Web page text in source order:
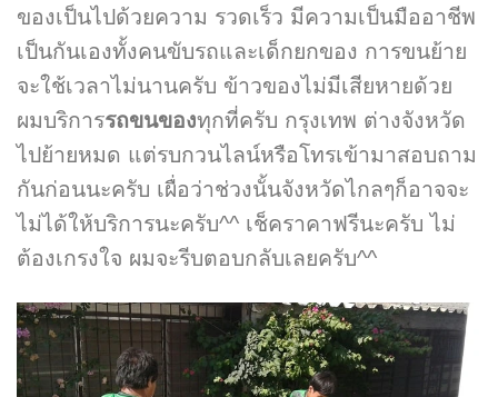
ของเป็นไปด้วยความ รวดเร็ว มีความเป็นมืออาชีพ
เป็นกันเองทั้งคนขับรถและเด็กยกของ การขนย้าย
จะใช้เวลาไม่นานครับ ข้าวของไม่มีเสียหายด้วย
ผมบริการรถขนของทุกที่ครับ กรุงเทพ ต่างจังหวัด
ไปย้ายหมด แต่รบกวนไลน์หรือโทรเข้ามาสอบถาม
กันก่อนนะครับ เผื่อว่าช่วงนั้นจังหวัดไกลๆก็อาจจะ
ไม่ได้ให้บริการนะครับ^^ เช็คราคาฟรีนะครับ ไม่
ต้องเกรงใจ ผมจะรีบตอบกลับเลยครับ^^